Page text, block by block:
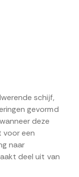
schijf,
gevormd
deze
een
naar
deel uit van